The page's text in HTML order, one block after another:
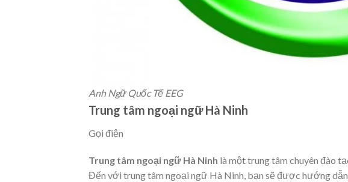
Anh Ngữ Quốc Tế EEG
Trung tâm ngoại ngữ Hà Ninh
Gọi điện
Trung tâm ngoại ngữ Hà Ninh là một trung tâm chuyên đào
Đến với trung tâm ngoại ngữ Hà Ninh, bạn sẽ được hướng